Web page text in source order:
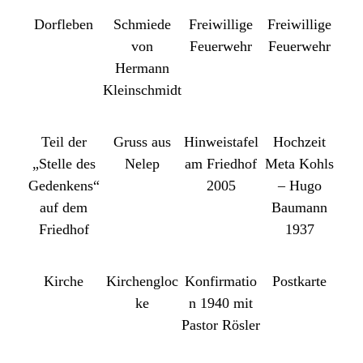
Dorfleben
Schmiede
von
Hermann
Kleinschmidt
Freiwillige
Feuerwehr
Freiwillige
Feuerwehr
Teil der
„Stelle des
Gedenkens“
auf dem
Friedhof
Gruss aus
Nelep
Hinweistafel
am Friedhof
2005
Hochzeit
Meta Kohls
– Hugo
Baumann
1937
Kirche
Kirchengloc
ke
Konfirmatio
n 1940 mit
Pastor Rösler
Postkarte